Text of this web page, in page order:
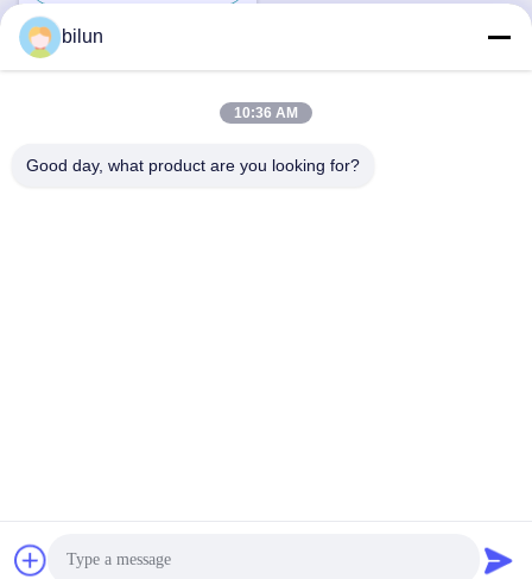
住所
ー。Copyright© 2025-2026 Bimo Machinery Co.,Limited . 複製権
bilun
10:36 AM
Good day, what product are you looking for?